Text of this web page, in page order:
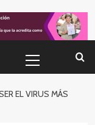
primario
EL VIRUS MÁS